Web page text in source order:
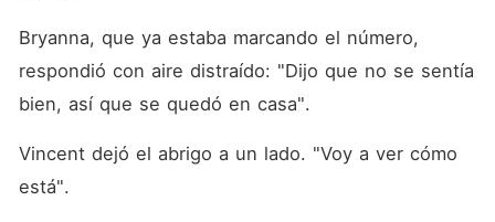
Bryanna, que ya estaba marcando el número,
respondió con aire distraído: "Dijo que no se sentía
bien, así que se quedó en casa".
Vincent dejó el abrigo a un lado. "Voy a ver cómo
está".